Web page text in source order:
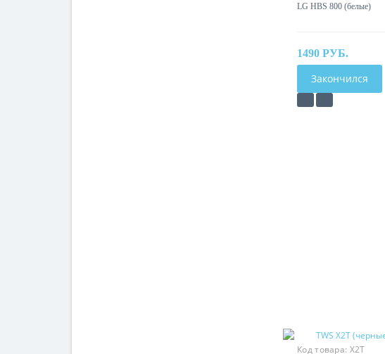
LG HBS 800 (белые)
1490 РУБ.
Закончился
Код товара: X2T